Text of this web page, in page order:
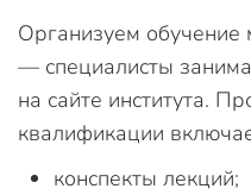
Организуем обучение
— специалисты
на сайте института.
квалификации
конспекты лекций;